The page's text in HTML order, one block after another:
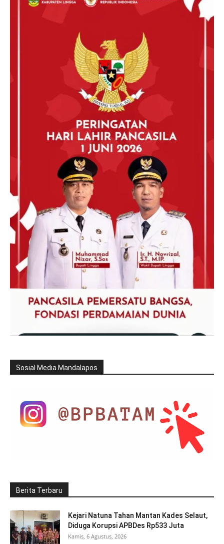
Sosial Media Mandalapos
Berita Terbaru
Kejari Natuna Tahan Mantan Kades Selaut,
Diduga Korupsi APBDes Rp533 Juta
Kamis, 6 Agustus, 2026